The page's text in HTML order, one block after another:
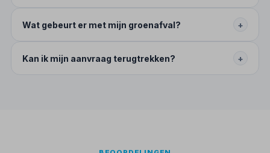
Wat gebeurt er met mijn groenafval? +
Kan ik mijn aanvraag terugtrekken? +